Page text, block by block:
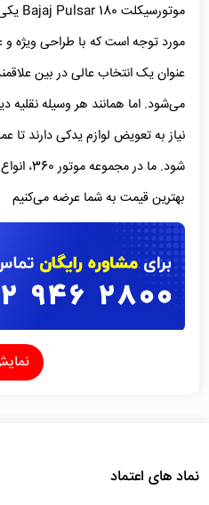
موتورسیکلت Bajaj Pulsar 180
مورد توجه است که با طراحی ویژه و
عنوان یک انتخاب عالی در بین
می‌شود. اما همانند هر وسیله
نیاز به تعویض لوازم یدکی دارند تا
بهترین قیمت به شما عرضه می‌کنیم
Pulsar 180
بهتر است که به معرفی این
نماد های اعتماد